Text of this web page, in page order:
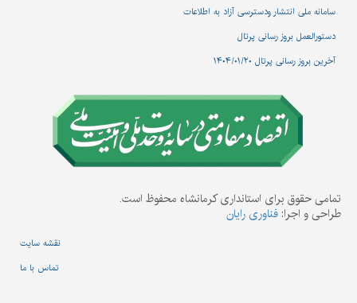
سامانه ملی انتشار و‌دسترسی آزاد به اطلاعات
دستورالعمل بروز رسانی پرتال
آخرین بروز رسانی پرتال ۱۴۰۴/۰۱/۲۰
تمامی حقوق برای استانداری کرمانشاه محفوظ است.
طراحی و اجرا: فناوری رایان
نقشه سایت
تماس با ما